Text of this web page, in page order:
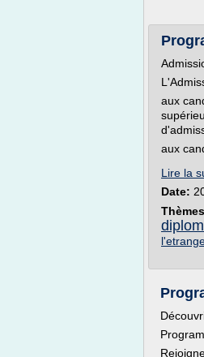
aux
aux
Lire la
Date: